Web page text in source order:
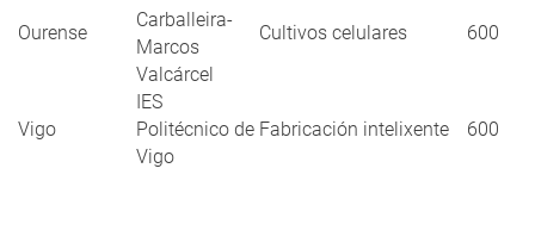
Ourense
Carballeira-
Marcos
Valcárcel
Cultivos celulares 600
Vigo
IES
Politécnico de
Vigo
Fabricación intelixente 600